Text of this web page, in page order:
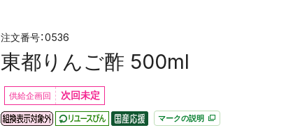
0536
東都りんご酢 500ml
次回未定
マークの説明